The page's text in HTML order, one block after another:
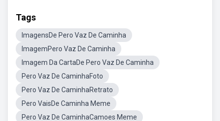
Tags
ImagensDe Pero Vaz De Caminha
ImagemPero Vaz De Caminha
Imagem Da CartaDe Pero Vaz De Caminha
Pero Vaz De CaminhaFoto
Pero Vaz De CaminhaRetrato
Pero VaisDe Caminha Meme
Pero Vaz De CaminhaCamoes Meme